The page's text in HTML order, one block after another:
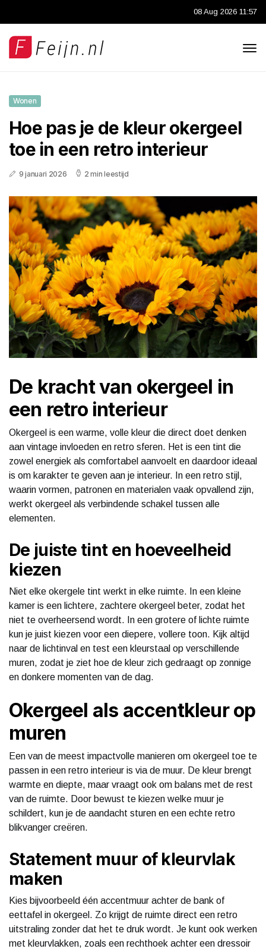
08 Aug 2026 11:57
Wonen
Hoe pas je de kleur okergeel
toe in een retro interieur
9 januari 2026 2 min leestijd
De kracht van okergeel in
een retro interieur
Okergeel is een warme, volle kleur die direct doet denken
aan vintage invloeden en retro sferen. Het is een tint die
zowel energiek als comfortabel aanvoelt en daardoor ideaal
is om karakter te geven aan je interieur. In een retro stijl,
waarin vormen, patronen en materialen vaak opvallend zijn,
werkt okergeel als verbindende schakel tussen alle
elementen.
De juiste tint en hoeveelheid
kiezen
Niet elke okergele tint werkt in elke ruimte. In een kleine
kamer is een lichtere, zachtere okergeel beter, zodat het
niet te overheersend wordt. In een grotere of lichte ruimte
kun je juist kiezen voor een diepere, vollere toon. Kijk altijd
naar de lichtinval en test een kleurstaal op verschillende
muren, zodat je ziet hoe de kleur zich gedraagt op zonnige
en donkere momenten van de dag.
Okergeel als accentkleur op
muren
Een van de meest impactvolle manieren om okergeel toe te
passen in een retro interieur is via de muur. De kleur brengt
warmte en diepte, maar vraagt ook om balans met de rest
van de ruimte. Door bewust te kiezen welke muur je
schildert, kun je de aandacht sturen en een echte retro
blikvanger creëren.
Statement muur of kleurvlak
maken
Kies bijvoorbeeld één accentmuur achter de bank of
eettafel in okergeel. Zo krijgt de ruimte direct een retro
uitstraling zonder dat het te druk wordt. Je kunt ook werken
met kleurvlakken, zoals een rechthoek achter een dressoir